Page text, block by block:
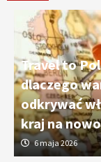
Travel to
dlaczego
odkrywać
kraj na
6 maja 2026
3
4
Czy